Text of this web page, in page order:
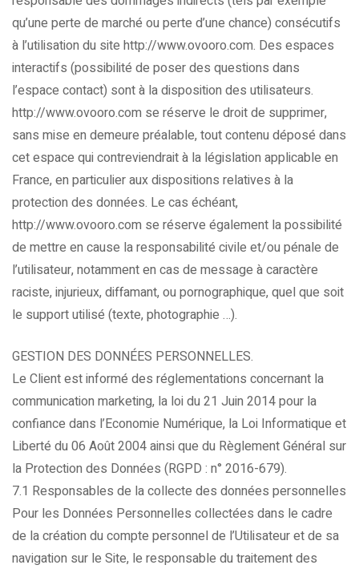
qu’une perte de marché ou perte d’une chance) consécutifs
à l’utilisation du site http://www.ovooro.com. Des espaces
interactifs (possibilité de poser des questions dans
l’espace contact) sont à la disposition des utilisateurs.
http://www.ovooro.com se réserve le droit de supprimer,
sans mise en demeure préalable, tout contenu déposé dans
cet espace qui contreviendrait à la législation applicable en
France, en particulier aux dispositions relatives à la
protection des données. Le cas échéant,
http://www.ovooro.com se réserve également la possibilité
de mettre en cause la responsabilité civile et/ou pénale de
l’utilisateur, notamment en cas de message à caractère
raciste, injurieux, diffamant, ou pornographique, quel que soit
le support utilisé (texte, photographie …).
GESTION DES DONNÉES PERSONNELLES.
Le Client est informé des réglementations concernant la
communication marketing, la loi du 21 Juin 2014 pour la
confiance dans l’Economie Numérique, la Loi Informatique et
Liberté du 06 Août 2004 ainsi que du Règlement Général sur
la Protection des Données (RGPD : n° 2016-679).
7.1 Responsables de la collecte des données personnelles
Pour les Données Personnelles collectées dans le cadre
de la création du compte personnel de l’Utilisateur et de sa
navigation sur le Site, le responsable du traitement des